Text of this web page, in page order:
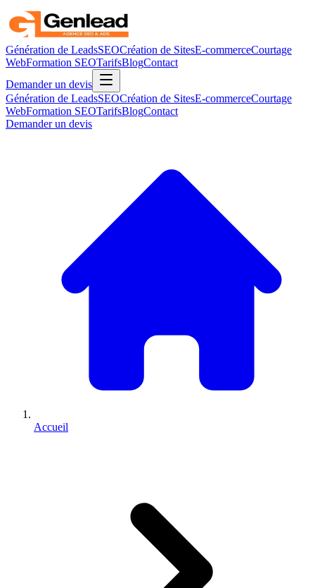
Génération de LeadsSEOCréation de SitesE-commerceCourtage
WebFormation SEOTarifsBlogContact
Demander un devis
Génération de LeadsSEOCréation de SitesE-commerceCourtage
WebFormation SEOTarifsBlogContact
Demander un devis
Accueil